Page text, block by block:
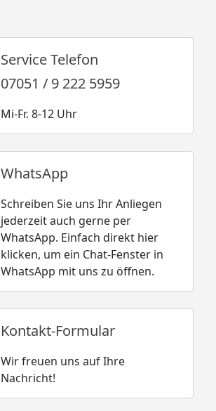
Service Telefon
07051 / 9 222 5959
Mi-Fr. 8-12 Uhr
WhatsApp
Schreiben Sie uns Ihr Anliegen
jederzeit auch gerne per
WhatsApp. Einfach direkt hier
klicken, um ein Chat-Fenster in
WhatsApp mit uns zu öffnen.
Kontakt-Formular
Wir freuen uns auf Ihre
Nachricht!